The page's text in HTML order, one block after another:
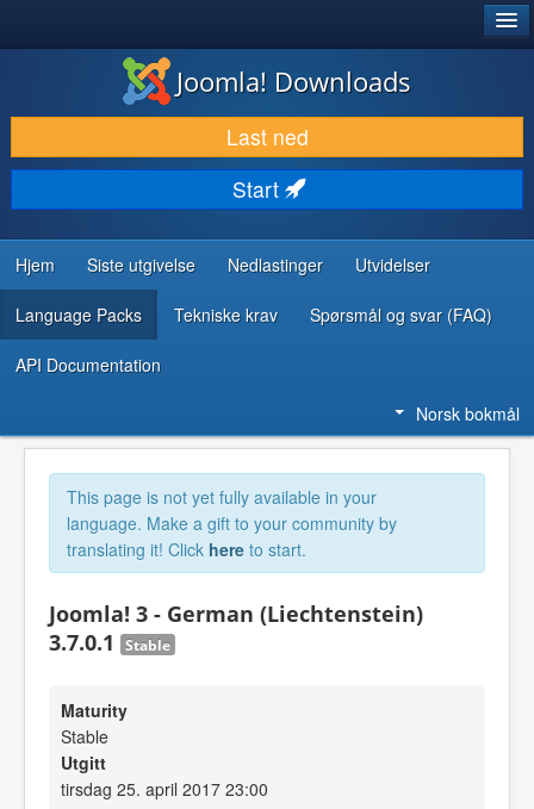
LAST NED & UTVID
OPPDAG & LÆR
SAMFUNN & BRUKERSTØTTE
UTVIKLINGSRESSURSER
Joomla! Downloads
Last ned
Start
Hjem Siste utgivelse Nedlastinger Utvidelser
Language Packs Tekniske krav Spørsmål og svar (FAQ)
API Documentation
Norsk bokmål
This page is not yet fully available in your
language. Make a gift to your community by
translating it! Click here to start.
Joomla! 3 - German (Liechtenstein)
3.7.0.1
Stable
Maturity
Stable
Utgitt
tirsdag 25. april 2017 23:00